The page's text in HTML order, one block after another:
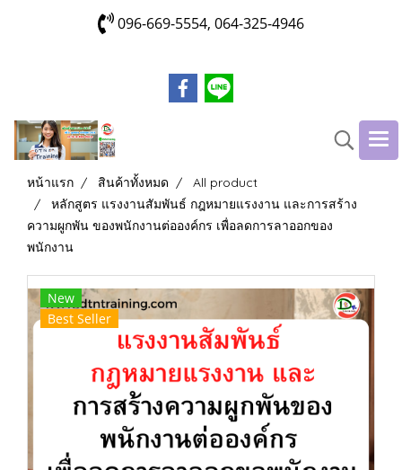
096-669-5554, 064-325-4946
หน้าแรก สินค้าทั้งหมด
All product
หลักสูตร แรงงานสัมพันธ์ กฎหมายแรงงาน และการสร้าง
ความผูกพัน ของพนักงานต่อองค์กร เพื่อลดการลาออกของ
พนักงาน
New
Best Seller